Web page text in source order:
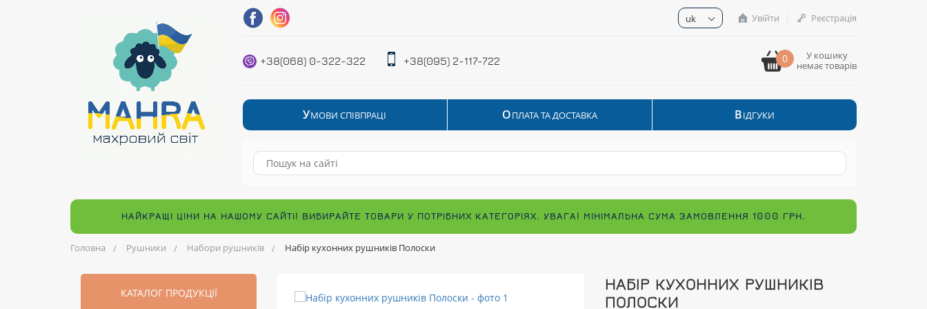
uk Увійти Реєстрація
+38(068) 0-322-322 +38(095) 2-117-722 0
У кошику
немає товарів
УМОВИ СПІВПРАЦІ ОПЛАТА ТА ДОСТАВКА ВІДГУКИ
НАЙКРАЩІ ЦІНИ НА НАШОМУ САЙТІ! ВИБИРАЙТЕ ТОВАРИ У ПОТРІБНИХ КАТЕГОРІЯХ. УВАГА! МІНІМАЛЬНА СУМА ЗАМОВЛЕННЯ 1000 ГРН.
Головна Рушники Набори рушників Набір кухонних рушників Полоски
КАТАЛОГ ПРОДУКЦІЇ
НАБІР КУХОННИХ РУШНИКІВ
ПОЛОСКИ